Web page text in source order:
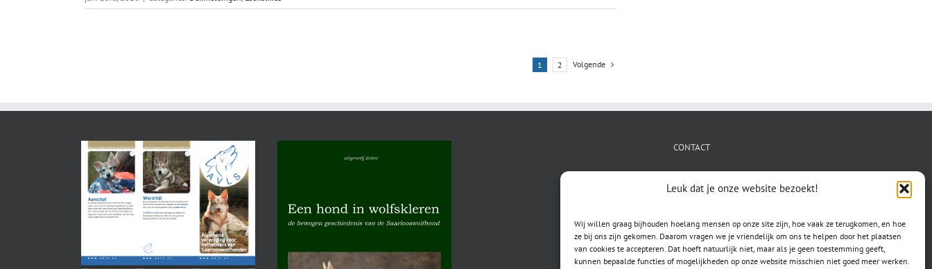
Leuk dat je onze website bezoekt!
Wij willen graag bijhouden hoelang mensen op onze site zijn, hoe vaak ze terugkomen, en hoe
ze bij ons zijn gekomen. Daarom vragen we je vriendelijk om ons te helpen door het plaatsen
van cookies te accepteren. Dat hoeft natuurlijk niet, maar als je geen toestemming geeft,
kunnen bepaalde functies of mogelijkheden op onze website misschien niet goed meer werken.
1 2 Volgende
CONTACT